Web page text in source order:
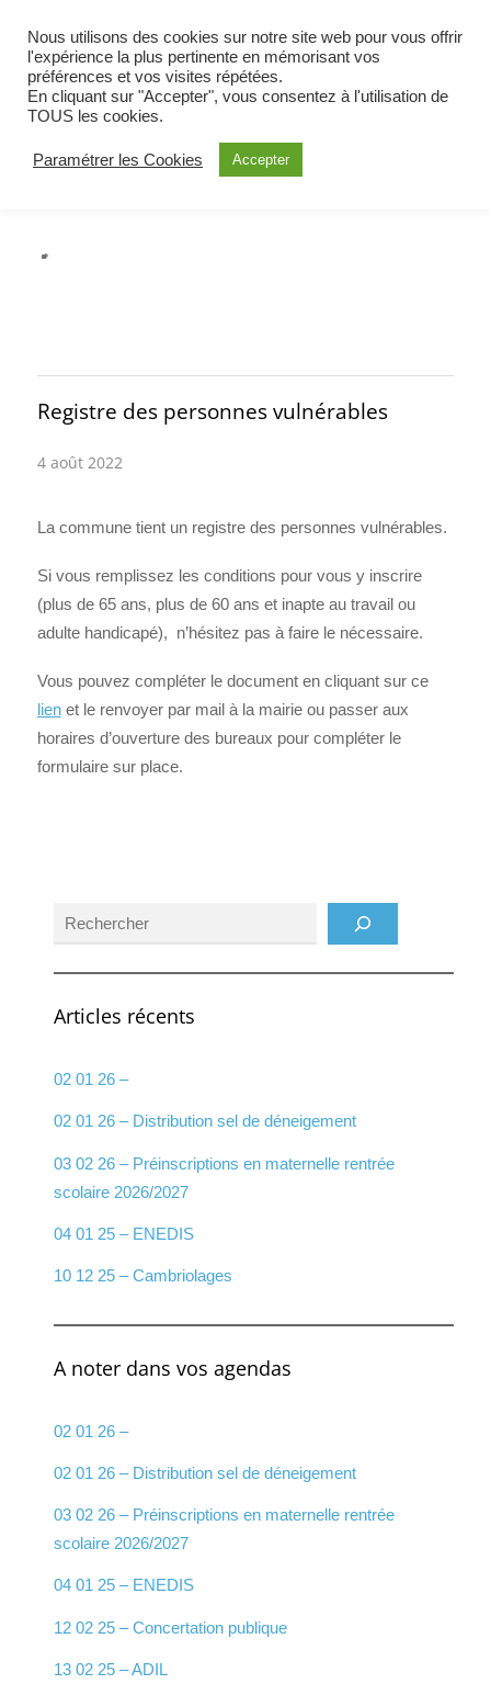
BIENVENUE À OETING
COMMUNE DE MOSELLE EST
ALERTE
Registre des personnes vulnérables
4 août 2022
La commune tient un registre des personnes vulnérables.
Si vous remplissez les conditions pour vous y inscrire
(plus de 65 ans, plus de 60 ans et inapte au travail ou
adulte handicapé), n’hésitez pas à faire le nécessaire.
Vous pouvez compléter le document en cliquant sur ce
lienet le renvoyer par mail à la mairie ou passer aux
horaires d’ouverture des bureaux pour compléter le
formulaire sur place.
Rechercher
Articles récents
02 01 26 –
02 01 26 – Distribution sel de déneigement
03 02 26 – Préinscriptions en maternelle rentrée
scolaire 2026/2027
04 01 25 – ENEDIS
10 12 25 – Cambriolages
A noter dans vos agendas
02 01 26 –
02 01 26 – Distribution sel de déneigement
03 02 26 – Préinscriptions en maternelle rentrée
scolaire 2026/2027
04 01 25 – ENEDIS
12 02 25 – Concertation publique
13 02 25 – ADIL
Nous utilisons des cookies sur notre site web pour vous offrir
l'expérience la plus pertinente en mémorisant vos
préférences et vos visites répétées.
En cliquant sur "Accepter", vous consentez à l'utilisation de
TOUS les cookies.
Paramétrer les Cookies Accepter